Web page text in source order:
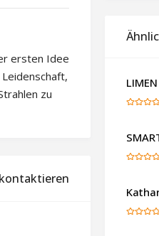
ersten Idee
zu